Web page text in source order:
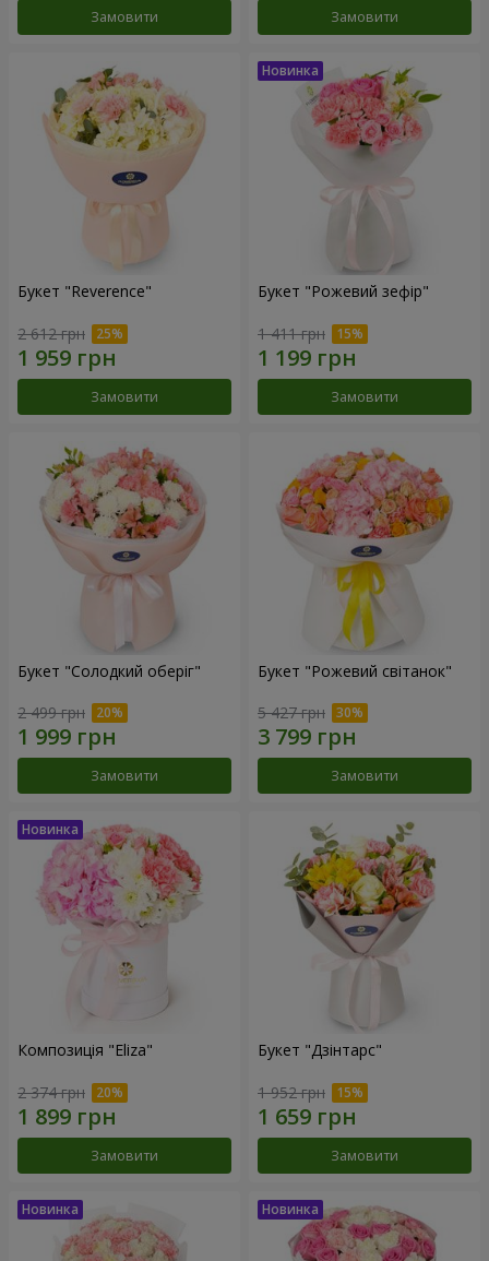
Замовити Замовити
Букет "Reverence"
2 612 грн
Замовити
Букет "Рожевий зефір"
1 411 грн
Замовити
Букет "Солодкий оберіг"
2 499 грн
Замовити
Букет "Рожевий світанок"
5 427 грн
Замовити
Композиція "Eliza"
2 374 грн
Замовити
Букет "Дзінтарс"
1 952 грн
Замовити